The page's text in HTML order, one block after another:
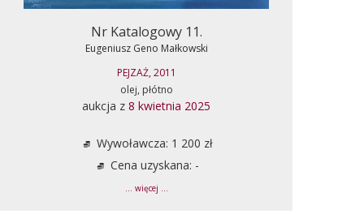
Nr Katalogowy 11.
Eugeniusz Geno Małkowski
PEJZAŻ, 2011
olej, płótno
aukcja z 8 kwietnia 2025
Wywoławcza: 1 200 zł
Cena uzyskana: -
... więcej ...